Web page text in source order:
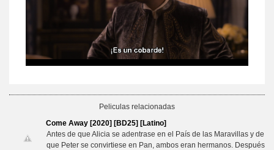
Peliculas relacionadas
Come Away [2020] [BD25] [Latino]
Antes de que Alicia se adentrase en el País de las Maravillas y de
que Peter se convirtiese en Pan, ambos eran hermanos. Después